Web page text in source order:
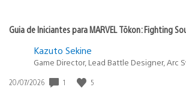
Guia de Iniciantes para MARVEL Tōkon: Fighting
Kazuto Sekine
Game Director, Lead Battle Designer, Arc
Data
20/07/2026 1 5